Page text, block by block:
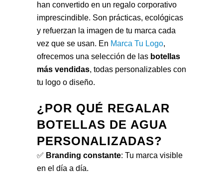
han convertido en un regalo corporativo
imprescindible. Son prácticas, ecológicas
y refuerzan la imagen de tu marca cada
vez que se usan. En Marca Tu Logo,
ofrecemos una selección de las botellas
más vendidas, todas personalizables con
tu logo o diseño.
¿POR QUÉ REGALAR
BOTELLAS DE AGUA
PERSONALIZADAS?
✅ Branding constante: Tu marca visible
en el día a día.